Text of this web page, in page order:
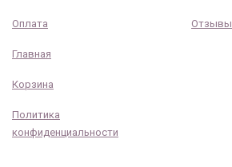
Оплата Отзывы
Главная
Корзина
Политика
конфиденциальности